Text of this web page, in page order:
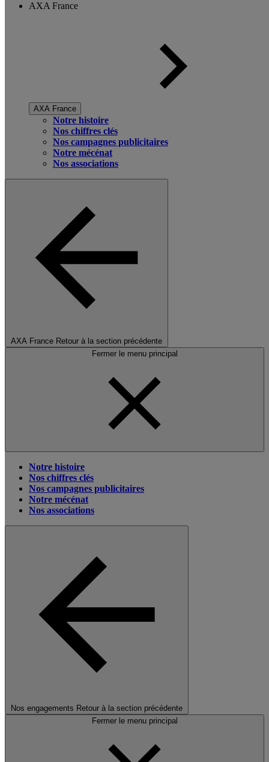
AXA France
AXA France
Notre histoire
Nos chiffres clés
Nos campagnes publicitaires
Notre mécénat
Nos associations
AXA France Retour à la section précédente
Fermer le menu principal
Notre histoire
Nos chiffres clés
Nos campagnes publicitaires
Notre mécénat
Nos associations
Nos engagements Retour à la section précédente
Fermer le menu principal